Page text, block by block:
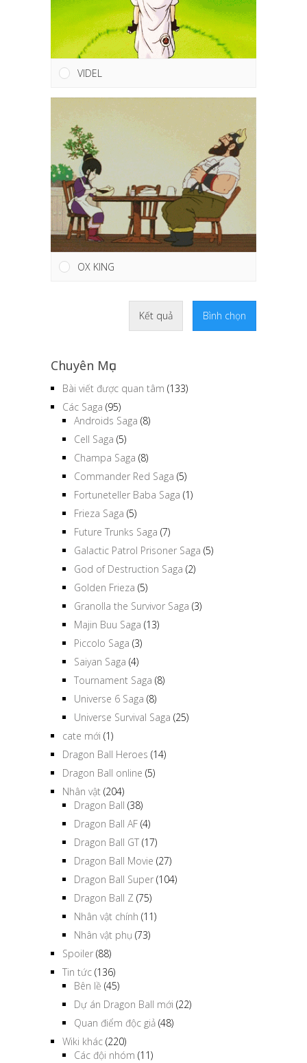
VIDEL
OX KING
Kết quả Bình chọn
Chuyên Mục
Bài viết được quan tâm (133)
Các Saga (95)
Androids Saga (8)
Cell Saga (5)
Champa Saga (8)
Commander Red Saga (5)
Fortuneteller Baba Saga (1)
Frieza Saga (5)
Future Trunks Saga (7)
Galactic Patrol Prisoner Saga (5)
God of Destruction Saga (2)
Golden Frieza (5)
Granolla the Survivor Saga (3)
Majin Buu Saga (13)
Piccolo Saga (3)
Saiyan Saga (4)
Tournament Saga (8)
Universe 6 Saga (8)
Universe Survival Saga (25)
cate mới (1)
Dragon Ball Heroes (14)
Dragon Ball online (5)
Nhân vật (204)
Dragon Ball (38)
Dragon Ball AF (4)
Dragon Ball GT (17)
Dragon Ball Movie (27)
Dragon Ball Super (104)
Dragon Ball Z (75)
Nhân vật chính (11)
Nhân vật phụ (73)
Spoiler (88)
Tin tức (136)
Bên lề (45)
Dự án Dragon Ball mới (22)
Quan điểm độc giả (48)
Wiki khác (220)
Các đội nhóm (11)